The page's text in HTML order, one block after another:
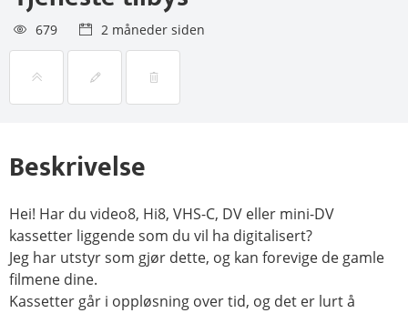
679 2 måneder siden
Beskrivelse
Hei! Har du video8, Hi8, VHS-C, DV eller mini-DV
kassetter liggende som du vil ha digitalisert?
Jeg har utstyr som gjør dette, og kan forevige de gamle
filmene dine.
Kassetter går i oppløsning over tid, og det er lurt å